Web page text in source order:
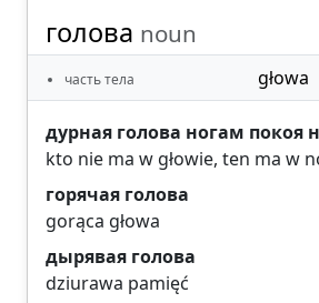
голова noun
часть тела głowa
дурная голова ногам покоя
kto nie ma w głowie, ten ma w
горячая голова
gorąca głowa
дырявая голова
dziurawa pamięć